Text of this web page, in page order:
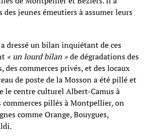
des jeunes émeutiers à assumer leurs
dressé un bilan inquiétant de ces
« un lourd bilan »de dégradations des
des commerces privés, et des locaux
de poste de la Mosson a été pillé et
le centre culturel Albert-Camus à
commerces pillés à Montpellier, on
comme Orange, Bouygues,